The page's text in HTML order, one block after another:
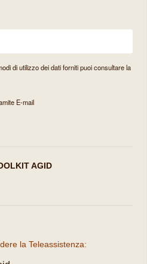
di utilizzo dei dati forniti puoi consultare la
E-mail
AGID
la Teleassistenza: